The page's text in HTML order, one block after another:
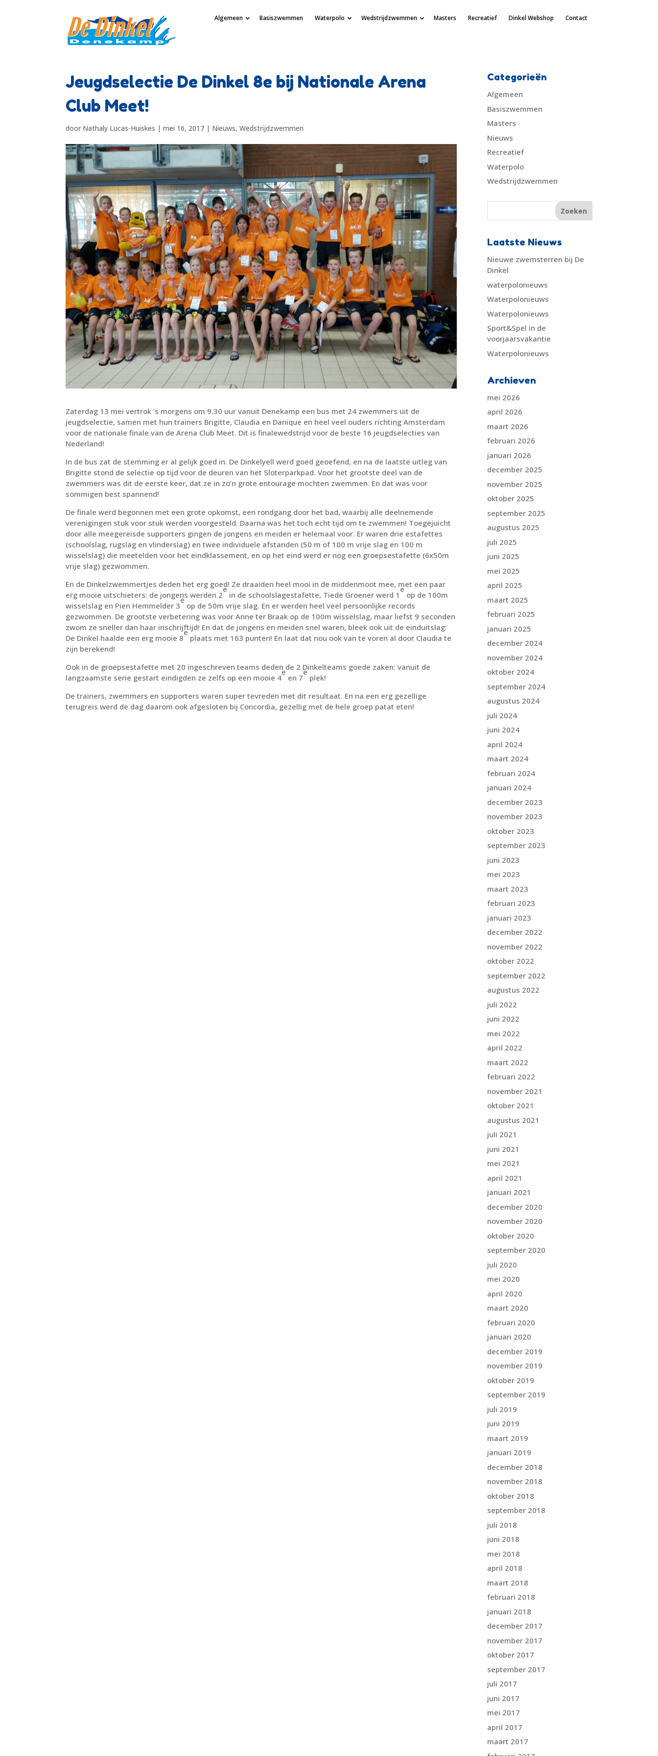
Algemeen Basiszwemmen Waterpolo Wedstrijdzwemmen Masters Recreatief Dinkel Webshop Contact
Jeugdselectie De Dinkel 8e bij Nationale Arena
Club Meet!
door Nathaly Lucas-Huiskes |mei 16, 2017 | Nieuws,Wedstrijdzwemmen
Zaterdag 13 mei vertrok ’s morgens om 9.30 uur vanuit Denekamp een bus met 24 zwemmers uit de
jeugdselectie, samen met hun trainers Brigitte, Claudia en Danique en heel veel ouders richting Amsterdam
voor de nationale finale van de Arena Club Meet. Dit is finalewedstrijd voor de beste 16 jeugdselecties van
Nederland!
In de bus zat de stemming er al gelijk goed in. De Dinkelyell werd goed geoefend, en na de laatste uitleg van
Brigitte stond de selectie op tijd voor de deuren van het Sloterparkpad. Voor het grootste deel van de
zwemmers was dit de eerste keer, dat ze in zo’n grote entourage mochten zwemmen. En dat was voor
sommigen best spannend!
De finale werd begonnen met een grote opkomst, een rondgang door het bad, waarbij alle deelnemende
verenigingen stuk voor stuk werden voorgesteld. Daarna was het toch echt tijd om te zwemmen! Toegejuicht
door alle meegereisde supporters gingen de jongens en meiden er helemaal voor. Er waren drie estafettes
(schoolslag, rugslag en vlinderslag) en twee individuele afstanden (50 m of 100 m vrije slag en 100 m
wisselslag) die meetelden voor het eindklassement, en op het eind werd er nog een groepsestafette (6x50m
vrije slag) gezwommen.
En de Dinkelzwemmertjes deden het erg goed! Ze draaiden heel mooi in de middenmoot mee, met een paar
erg mooie uitschieters: de jongens werden 2
e
in de schoolslagestafette, Tiede Groener werd 1
e
op de 100m
wisselslag en Pien Hemmelder 3
e
op de 50m vrije slag. En er werden heel veel persoonlijke records
gezwommen. De grootste verbetering was voor Anne ter Braak op de 100m wisselslag, maar liefst 9 seconden
zwom ze sneller dan haar inschrijftijd! En dat de jongens en meiden snel waren, bleek ook uit de einduitslag:
De Dinkel haalde een erg mooie 8
e
plaats met 163 punten! En laat dat nou ook van te voren al door Claudia te
zijn berekend!
Ook in de groepsestafette met 20 ingeschreven teams deden de 2 Dinkelteams goede zaken: vanuit de
langzaamste serie gestart eindigden ze zelfs op een mooie 4
e
en 7
e
plek!
De trainers, zwemmers en supporters waren super tevreden met dit resultaat. En na een erg gezellige
terugreis werd de dag daarom ook afgesloten bij Concordia, gezellig met de hele groep patat eten!
Categorieën
Algemeen
Basiszwemmen
Masters
Nieuws
Recreatief
Waterpolo
Wedstrijdzwemmen
Laatste Nieuws
Nieuwe zwemsterren bij De
Dinkel
waterpolonieuws
Waterpolonieuws
Waterpolonieuws
Sport&Spel in de
voorjaarsvakantie
Waterpolonieuws
Archieven
mei 2026
april 2026
maart 2026
februari 2026
januari 2026
december 2025
november 2025
oktober 2025
september 2025
augustus 2025
juli 2025
juni 2025
mei 2025
april 2025
maart 2025
februari 2025
januari 2025
december 2024
november 2024
oktober 2024
september 2024
augustus 2024
juli 2024
juni 2024
april 2024
maart 2024
februari 2024
januari 2024
december 2023
november 2023
oktober 2023
september 2023
juni 2023
mei 2023
maart 2023
februari 2023
januari 2023
december 2022
november 2022
oktober 2022
september 2022
augustus 2022
juli 2022
juni 2022
mei 2022
april 2022
maart 2022
februari 2022
november 2021
oktober 2021
augustus 2021
juli 2021
juni 2021
mei 2021
april 2021
januari 2021
december 2020
november 2020
oktober 2020
september 2020
juli 2020
mei 2020
april 2020
maart 2020
februari 2020
januari 2020
december 2019
november 2019
oktober 2019
september 2019
juli 2019
juni 2019
maart 2019
januari 2019
december 2018
november 2018
oktober 2018
september 2018
juli 2018
juni 2018
mei 2018
april 2018
maart 2018
februari 2018
januari 2018
december 2017
november 2017
oktober 2017
september 2017
juli 2017
juni 2017
mei 2017
april 2017
maart 2017